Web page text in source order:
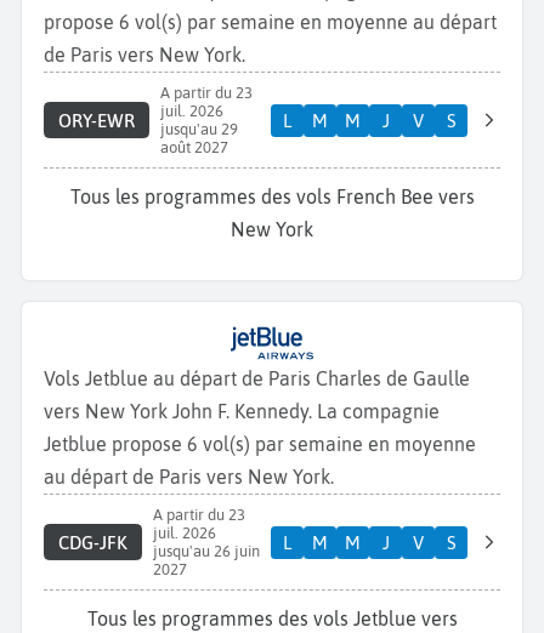
propose 6 vol(s) par semaine en moyenne au départ
de Paris vers New York.
ORY-EWR
A partir du 23
juil. 2026
jusqu'au 29
août 2027
L M M J V S
Tous les programmes des vols French Bee vers
New York
Vols Jetblue au départ de Paris Charles de Gaulle
vers New York John F. Kennedy. La compagnie
Jetblue propose 6 vol(s) par semaine en moyenne
au départ de Paris vers New York.
CDG-JFK
A partir du 23
juil. 2026
jusqu'au 26 juin
2027
L M M J V S
Tous les programmes des vols Jetblue vers